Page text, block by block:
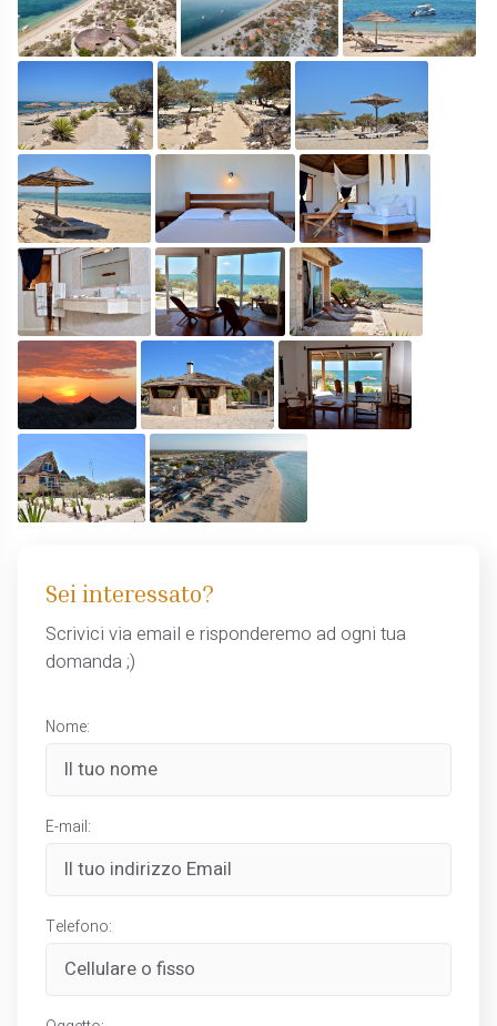
Sei interessato?
Scrivici via email e risponderemo ad ogni tua
domanda ;)
Nome:
E-mail:
Telefono: